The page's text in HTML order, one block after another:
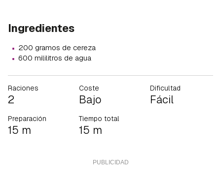
Ingredientes
· 200 gramos de cereza
· 600 mililitros de agua
Raciones
2
Coste
Bajo
Dificultad
Fácil
Preparación
15 m
Tiempo total
15 m